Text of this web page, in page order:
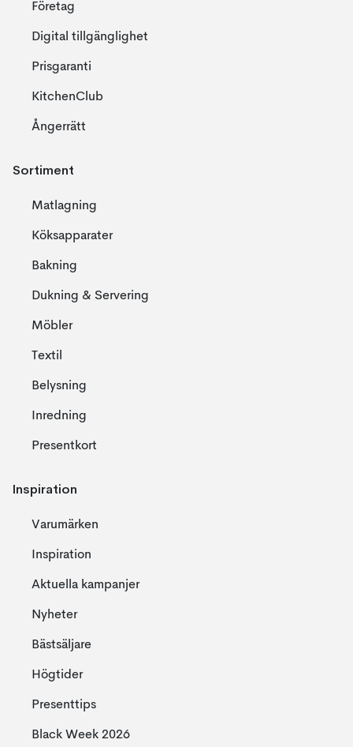
Företag
Digital tillgänglighet
Prisgaranti
KitchenClub
Ångerrätt
Sortiment
Matlagning
Köksapparater
Bakning
Dukning & Servering
Möbler
Textil
Belysning
Inredning
Presentkort
Inspiration
Varumärken
Inspiration
Aktuella kampanjer
Nyheter
Bästsäljare
Högtider
Presenttips
Black Week 2026